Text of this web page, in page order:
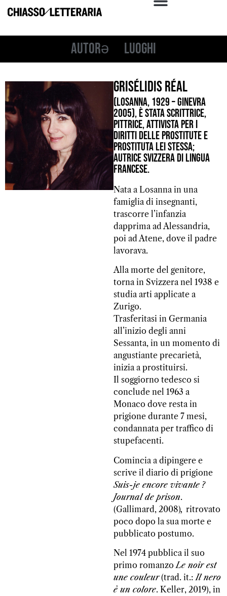
Autorə Luoghi
Grisélidis Réal
(Losanna, 1929 – Ginevra
2005), è stata scrittrice,
pittrice, attivista per i
diritti delle prostitute e
prostituta lei stessa;
autrice svizzera di lingua
francese.
Nata a Losanna in una
famiglia di insegnanti,
trascorre l’infanzia
dapprima ad Alessandria,
poi ad Atene, dove il padre
lavorava.
Alla morte del genitore,
torna in Svizzera nel 1938 e
studia arti applicate a
Zurigo.
Trasferitasi in Germania
all’inizio degli anni
Sessanta, in un momento di
angustiante precarietà,
inizia a prostituirsi.
Il soggiorno tedesco si
conclude nel 1963 a
Monaco dove resta in
prigione durante 7 mesi,
condannata per traffico di
stupefacenti.
Comincia a dipingere e
scrive il diario di prigione
Suis-je encore vivante ?
Journal de prison.
(Gallimard, 2008), ritrovato
poco dopo la sua morte e
pubblicato postumo.
Nel 1974 pubblica il suo
primo romanzoLe noir est
une couleur(trad. it.:Il nero
è un colore. Keller, 2019), in